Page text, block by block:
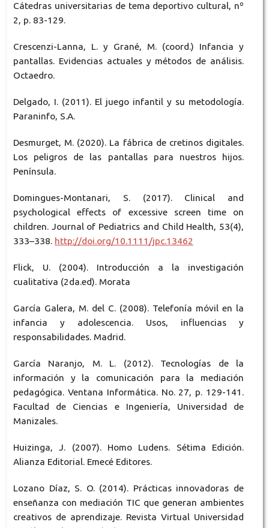
Cátedras universitarias de tema deportivo cultural, nº
2, p. 83-129.
Crescenzi-Lanna, L. y Grané, M. (coord.) Infancia y
pantallas. Evidencias actuales y métodos de análisis.
Octaedro.
Delgado, I. (2011). El juego infantil y su metodología.
Paraninfo, S.A.
Desmurget, M. (2020). La fábrica de cretinos digitales.
Los peligros de las pantallas para nuestros hijos.
Península.
Domingues-Montanari, S. (2017). Clinical and
psychological effects of excessive screen time on
children. Journal of Pediatrics and Child Health, 53(4),
333–338. http://doi.org/10.1111/jpc.13462
Flick, U. (2004). Introducción a la investigación
cualitativa (2da.ed). Morata
García Galera, M. del C. (2008). Telefonía móvil en la
infancia y adolescencia. Usos, influencias y
responsabilidades. Madrid.
García Naranjo, M. L. (2012). Tecnologías de la
información y la comunicación para la mediación
pedagógica. Ventana Informática. No. 27, p. 129-141.
Facultad de Ciencias e Ingeniería, Universidad de
Manizales.
Huizinga, J. (2007). Homo Ludens. Sétima Edición.
Alianza Editorial. Emecé Editores.
Lozano Díaz, S. O. (2014). Prácticas innovadoras de
enseñanza con mediación TIC que generan ambientes
creativos de aprendizaje. Revista Virtual Universidad